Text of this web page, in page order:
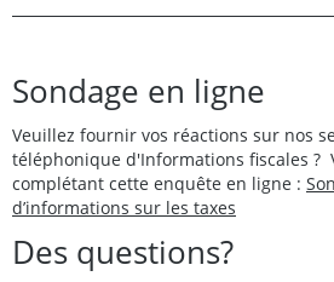
Sondage en ligne
Veuillez fournir vos réactions sur nos
téléphonique d'Informations fiscales ?
complétant cette enquête en ligne :
d’informations sur les taxes
Des questions?